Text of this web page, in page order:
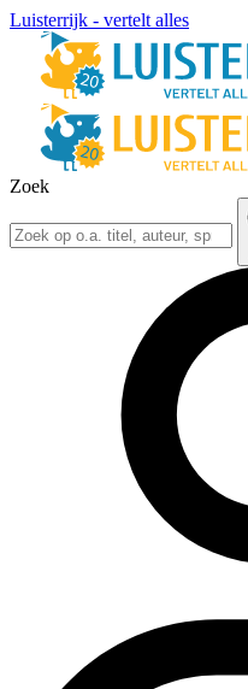
Luisterrijk - vertelt alles
Zoek